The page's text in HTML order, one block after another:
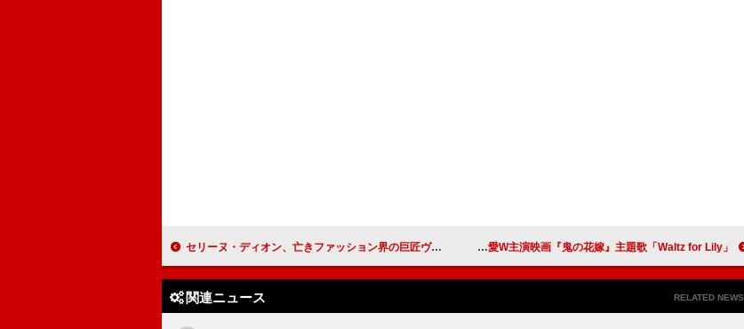
セリーヌ・ディオン、亡きファッション界の巨匠ヴァレンティノに愛あふれる追悼を捧げる King & Prince、新曲は永瀬廉×吉川愛W主演映画『鬼の花嫁』主題歌「Waltz for Lily」
関連ニュース RELATED NEWS